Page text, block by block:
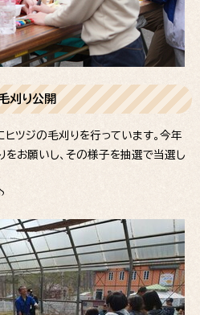
刈り公開
ツジの毛刈りを行っています。今年
お願いし、その様子を抽選で当選し